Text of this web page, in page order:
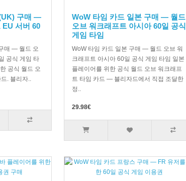
구매 —
EU 서버 60
매 — 월드 오
공식 게임 타
공식 월드 오
. 블리자..
WoW 타임 카드 일본 구매 — 월드
오브 워크래프트 아시아 60일 공식
게임 타임
WoW 타임 카드 일본 구매 — 월드 오브 워
크래프트 아시아 60일 공식 게임 타임 일본
플레이어를 위한 공식 월드 오브 워크래프
트 타임 카드 — 블리자드에서 직접 조달한
정..
29.98€